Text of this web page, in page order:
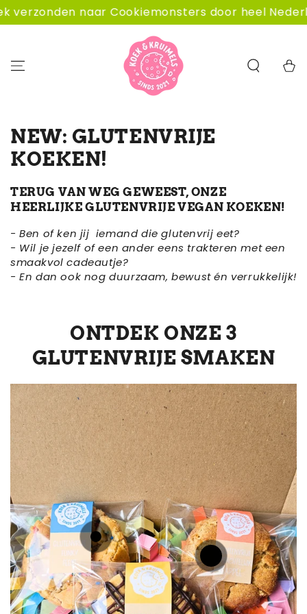
GA NAAR
CONTENTnaar Cookiemonsters door heel Nederland.
NEW: GLUTENVRIJE
KOEKEN!
TERUG VAN WEG GEWEEST, ONZE
HEERLIJKE GLUTENVRIJE VEGAN KOEKEN!
- Ben of ken jij iemand die glutenvrij eet?
- Wil je jezelf of een ander eens trakteren met een
smaakvol cadeautje?
-En dan ook nog duurzaam, bewust én verrukkelijk!
ONTDEK ONZE 3
GLUTENVRIJE SMAKEN
Normale
prijs
€ 4,99